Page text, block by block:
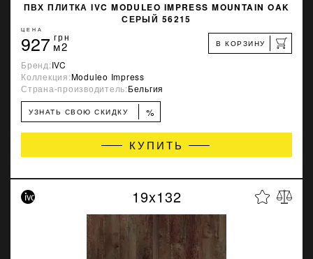
ПВХ ПЛИТКА IVC MODULEO IMPRESS MOUNTAIN OAK
СЕРЫЙ 56215
ЦЕНА
927 грн
м2 В КОРЗИНУ
Бренд:IVC
Коллекция:Moduleo Impress
Страна-производитель:Бельгия
УЗНАТЬ СВОЮ СКИДКУ %
КУПИТЬ
19x132